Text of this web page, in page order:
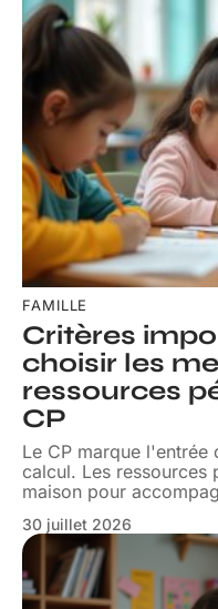
FAMILLE
Critères
choisir les
ressources
CP
Le CP marque
calcul. Les ressources
maison pour
30 juillet 2026